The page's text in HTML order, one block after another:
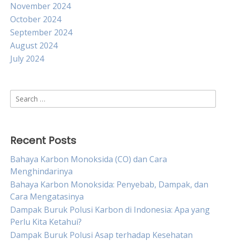
November 2024
October 2024
September 2024
August 2024
July 2024
Search
for:
Recent Posts
Bahaya Karbon Monoksida (CO) dan Cara
Menghindarinya
Bahaya Karbon Monoksida: Penyebab, Dampak, dan
Cara Mengatasinya
Dampak Buruk Polusi Karbon di Indonesia: Apa yang
Perlu Kita Ketahui?
Dampak Buruk Polusi Asap terhadap Kesehatan